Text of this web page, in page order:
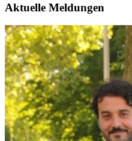
Aktuelle Meldungen